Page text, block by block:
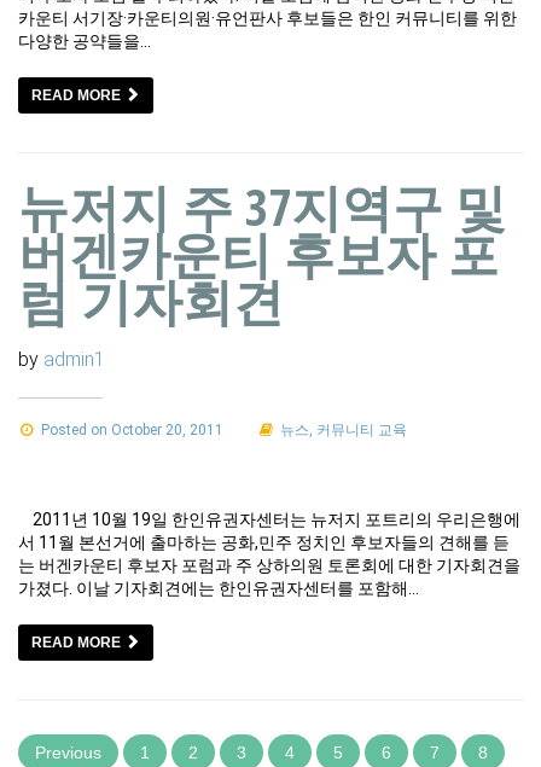
카운티 서기장·카운티의원·유언판사 후보들은 한인 커뮤니티를 위한
다양한 공약들을…
READ MORE
뉴저지 주 37지역구 및
버겐카운티 후보자 포
럼 기자회견
by admin1
Posted on October 20, 2011 뉴스, 커뮤니티 교육
2011년 10월 19일 한인유권자센터는 뉴저지 포트리의 우리은행에
서 11월 본선거에 출마하는 공화,민주 정치인 후보자들의 견해를 듣
는 버겐카운티 후보자 포럼과 주 상하의원 토론회에 대한 기자회견을
가졌다. 이날 기자회견에는 한인유권자센터를 포함해…
READ MORE
Previous 1 2 3 4 5 6 7
8